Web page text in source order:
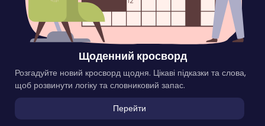
Щоденний кросворд
Розгадуйте новий кросворд щодня. Цікаві підказки та слова,
щоб розвинути логіку та словниковий запас.
Перейти